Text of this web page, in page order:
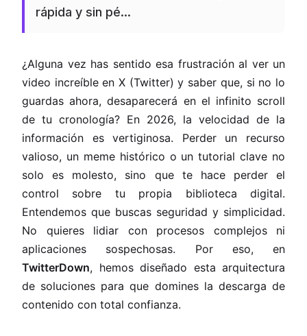
rápida y sin pé...
¿Alguna vez has sentido esa frustración al ver un
video increíble en X (Twitter) y saber que, si no lo
guardas ahora, desaparecerá en el infinito scroll
de tu cronología? En 2026, la velocidad de la
información es vertiginosa. Perder un recurso
valioso, un meme histórico o un tutorial clave no
solo es molesto, sino que te hace perder el
control sobre tu propia biblioteca digital.
Entendemos que buscas seguridad y simplicidad.
No quieres lidiar con procesos complejos ni
aplicaciones sospechosas. Por eso, en
TwitterDown, hemos diseñado esta arquitectura
de soluciones para que domines la descarga de
contenido con total confianza.